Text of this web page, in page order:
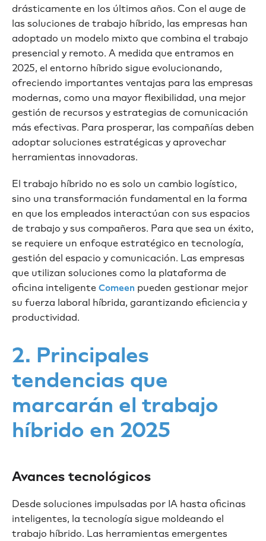
drásticamente en los últimos años. Con el auge de
las soluciones de trabajo híbrido, las empresas han
adoptado un modelo mixto que combina el trabajo
presencial y remoto. A medida que entramos en
2025, el entorno híbrido sigue evolucionando,
ofreciendo importantes ventajas para las empresas
modernas, como una mayor flexibilidad, una mejor
gestión de recursos y estrategias de comunicación
más efectivas. Para prosperar, las compañías deben
adoptar soluciones estratégicas y aprovechar
herramientas innovadoras.
El trabajo híbrido no es solo un cambio logístico,
sino una transformación fundamental en la forma
en que los empleados interactúan con sus espacios
de trabajo y sus compañeros. Para que sea un éxito,
se requiere un enfoque estratégico en tecnología,
gestión del espacio y comunicación. Las empresas
que utilizan soluciones como la plataforma de
oficina inteligente Comeen pueden gestionar mejor
su fuerza laboral híbrida, garantizando eficiencia y
productividad.
2. Principales
tendencias que
marcarán el trabajo
híbrido en 2025
Avances tecnológicos
Desde soluciones impulsadas por IA hasta oficinas
inteligentes, la tecnología sigue moldeando el
trabajo híbrido. Las herramientas emergentes